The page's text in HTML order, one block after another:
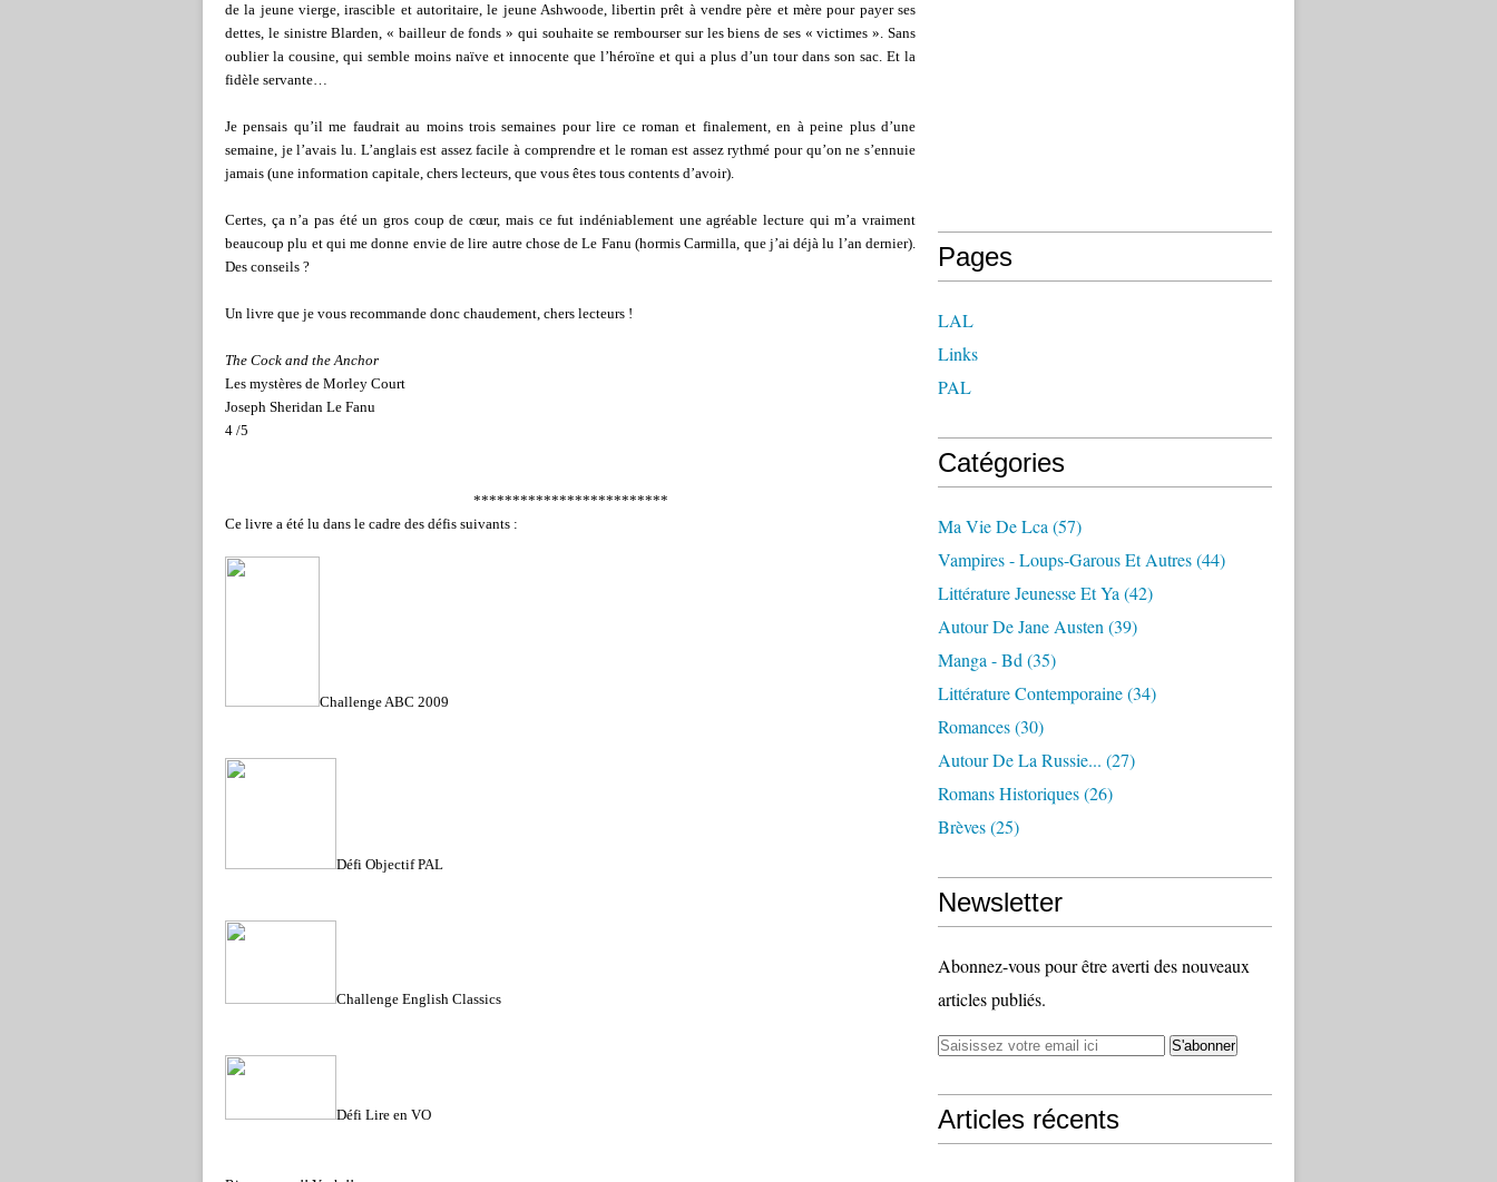
de la jeune vierge, irascible et autoritaire, le jeune Ashwoode, libertin prêt à vendre père et mère pour payer ses
dettes, le sinistre Blarden, « bailleur de fonds » qui souhaite se rembourser sur les biens de ses « victimes ». Sans
oublier la cousine, qui semble moins naïve et innocente que l’héroïne et qui a plus d’un tour dans son sac. Et la
fidèle servante…
Je pensais qu’il me faudrait au moins trois semaines pour lire ce roman et finalement, en à peine plus d’une
semaine, je l’avais lu. L’anglais est assez facile à comprendre et le roman est assez rythmé pour qu’on ne s’ennuie
jamais (une information capitale, chers lecteurs, que vous êtes tous contents d’avoir).
Certes, ça n’a pas été un gros coup de cœur, mais ce fut indéniablement une agréable lecture qui m’a vraiment
beaucoup plu et qui me donne envie de lire autre chose de Le Fanu (hormis Carmilla, que j’ai déjà lu l’an dernier).
Des conseils ?
Un livre que je vous recommande donc chaudement, chers lecteurs !
The Cock and the Anchor
Les mystères de Morley Court
Joseph Sheridan Le Fanu
4 /5
*************************
Ce livre a été lu dans le cadre des défis suivants :
Challenge ABC 2009
Défi Objectif PAL
Challenge English Classics
Défi Lire en VO
Pages
LAL
Links
PAL
Catégories
Ma Vie De Lca (57)
Vampires - Loups-Garous Et Autres(44)
Littérature Jeunesse Et Ya (42)
Autour De Jane Austen (39)
Manga - Bd (35)
Littérature Contemporaine(34)
Romances(30)
Autour De La Russie... (27)
Romans Historiques(26)
Brèves(25)
Newsletter
Abonnez-vous pour être averti des nouveaux
articles publiés.
Articles récents